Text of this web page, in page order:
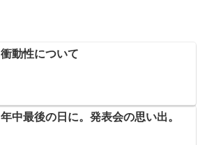
衝動性について
年中最後の日に。発表会の思い出。